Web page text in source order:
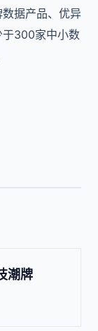
据产品、优异
于300家中小数
潮牌